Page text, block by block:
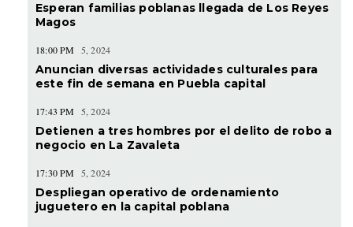
Esperan familias poblanas llegada de Los Reyes
Magos
18:00 PM 5, 2024
Anuncian diversas actividades culturales para
este fin de semana en Puebla capital
17:43 PM 5, 2024
Detienen a tres hombres por el delito de robo a
negocio en La Zavaleta
17:30 PM 5, 2024
Despliegan operativo de ordenamiento
juguetero en la capital poblana